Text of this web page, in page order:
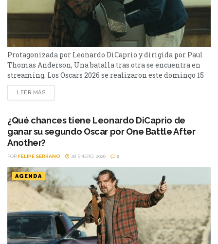
Protagonizada por Leonardo DiCaprio y dirigida por Paul
Thomas Anderson, Una batalla tras otra se encuentra en
streaming. Los Oscars 2026 se realizaron este domingo 15
de marzo y tuvo varias películas que pelearon por las
estatuillas más preciadas. Una batalla tras otra le ganó la
nominaciones, récord total para una...
LEER MÁS
¿Qué chances tiene Leonardo DiCaprio de
ganar su segundo Oscar por One Battle After
Another?
POR FELIPE SERRANO 28 ENERO, 2026 0
AGENDA